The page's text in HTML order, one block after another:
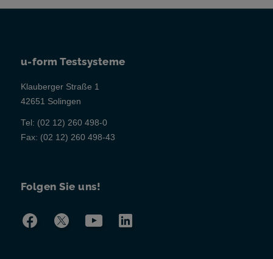
u-form Testsysteme
Klauberger Straße 1
42651 Solingen
Tel: (02 12) 260 498-0
Fax: (02 12) 260 498-43
Folgen Sie uns!